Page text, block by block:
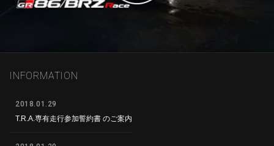
INFORMATION
2018.01.29
T.R.A.専有走行参加誓約書 のご案内